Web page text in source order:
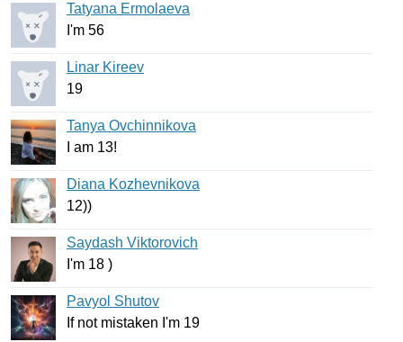
Tatyana Ermolaeva
I'm 56
Linar Kireev
19
Tanya Ovchinnikova
am 13!
Diana Kozhevnikova
12))
Saydash Viktorovich
I'm 18 )
Pavyol Shutov
If not mistaken I'm 19